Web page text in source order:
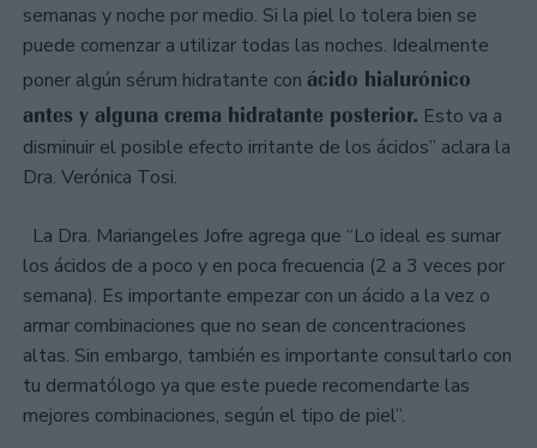
semanas y noche por medio. Si la piel lo tolera bien se
puede comenzar a utilizar todas las noches. Idealmente
poner algún sérum hidratante con ácido hialurónico
antes y alguna crema hidratante posterior. Esto va a
disminuir el posible efecto irritante de los ácidos” aclara la
Dra. Verónica Tosi.
La Dra. Mariangeles Jofre agrega que “Lo ideal es sumar
los ácidos de a poco y en poca frecuencia (2 a 3 veces por
semana). Es importante empezar con un ácido a la vez o
armar combinaciones que no sean de concentraciones
altas. Sin embargo, también es importante consultarlo con
tu dermatólogo ya que este puede recomendarte las
mejores combinaciones, según el tipo de piel”.